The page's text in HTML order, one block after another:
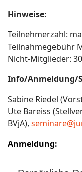
Hinweise:
Teilnehmerzahl:
Teilnahmegebühr
Nicht-Mitglieder:
Info/Anmeldung/
Sabine Riedel
Ute Bareiss
BVjA),
Anmeldung: